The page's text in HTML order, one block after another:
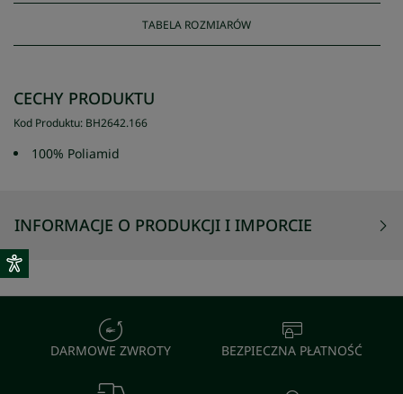
TABELA ROZMIARÓW
CECHY PRODUKTU
Kod Produktu: BH2642.166
100% Poliamid
INFORMACJE O PRODUKCJI I IMPORCIE
DARMOWE ZWROTY BEZPIECZNA PŁATNOŚĆ